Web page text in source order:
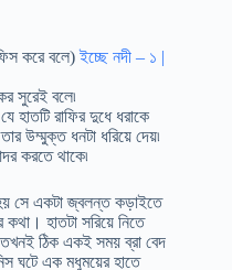
করে বলে)ইচ্ছে নদী – ১ |
সুরেই বলে৷
হাতটি রাফির দুধে ধরাকে
উম্মুক্ত ধনটা ধরিয়ে দেয়৷
করতে থাকে৷
সে একটা জ্বলন্ত কড়াইতে
হাতটা সরিয়ে নিতে
তখনই ঠিক একই সময় ব্রা বেদ
ঘটে এক মধুময়ের হাতে